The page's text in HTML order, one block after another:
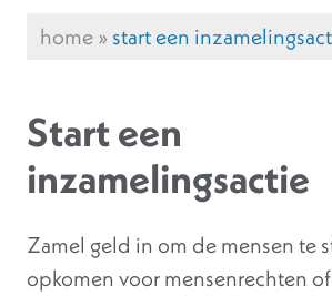
home»start een
Start een
inzamelingsactie
Zamel geld in om de mensen te
opkomen voor mensenrechten